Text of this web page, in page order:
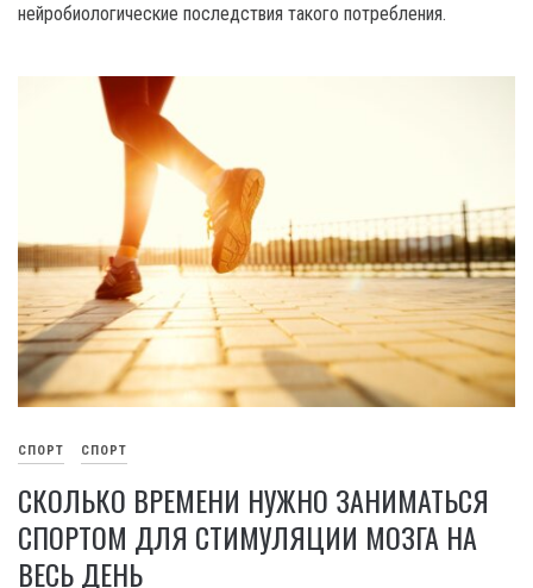
нейробиологические последствия такого потребления.
СПОРТ СПОРТ
СКОЛЬКО ВРЕМЕНИ НУЖНО ЗАНИМАТЬСЯ
СПОРТОМ ДЛЯ СТИМУЛЯЦИИ МОЗГА НА
ВЕСЬ ДЕНЬ